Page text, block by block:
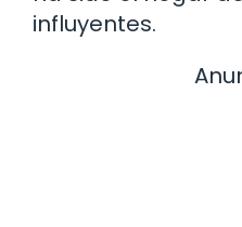
influyentes.